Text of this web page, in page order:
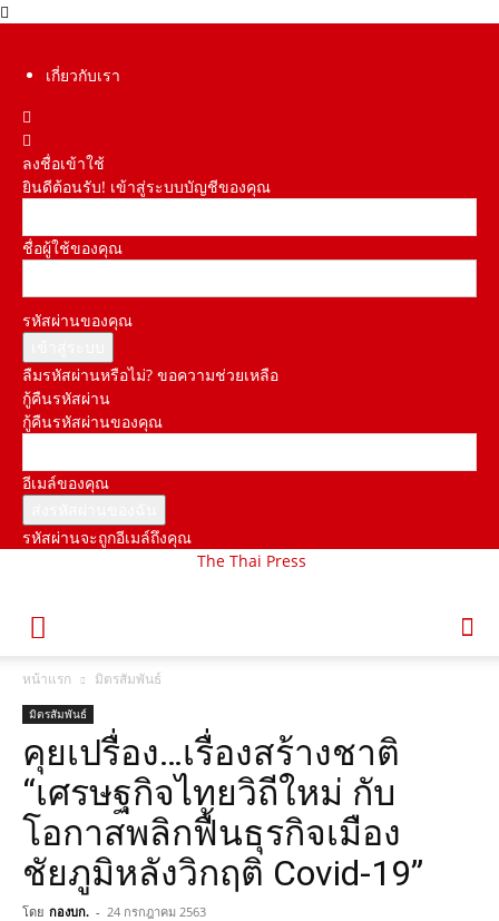
เกี่ยวกับเรา
ลงชื่อเข้าใช้
ยินดีต้อนรับ! เข้าสู่ระบบบัญชีของคุณ
ชื่อผู้ใช้ของคุณ
รหัสผ่านของคุณ
ลืมรหัสผ่านหรือไม่? ขอความช่วยเหลือ
กู้คืนรหัสผ่าน
กู้คืนรหัสผ่านของคุณ
อีเมล์ของคุณ
รหัสผ่านจะถูกอีเมล์ถึงคุณ
The Thai Press
หน้าแรก มิตรสัมพันธ์
มิตรสัมพันธ์
คุยเปรื่อง…เรื่องสร้างชาติ
“เศรษฐกิจไทยวิถีใหม่ กับ
โอกาสพลิกฟื้นธุรกิจเมือง
ชัยภูมิหลังวิกฤติ Covid-19”
โดย กองบก. - 24 กรกฎาคม 2563